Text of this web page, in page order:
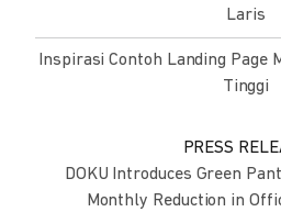
Laris
Inspirasi Contoh Landing Page
Tinggi
PRESS
DOKU Introduces Green
Monthly Reduction in